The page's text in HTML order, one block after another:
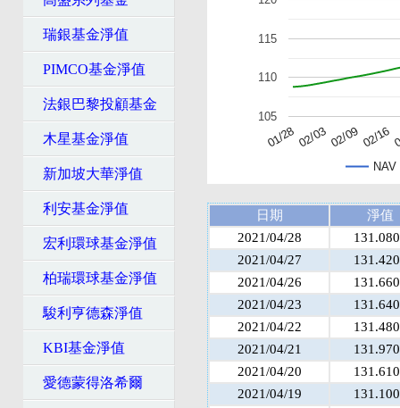
瑞銀基金淨值
PIMCO基金淨值
法銀巴黎投顧基金
木星基金淨值
新加坡大華淨值
利安基金淨值
宏利環球基金淨值
柏瑞環球基金淨值
駿利亨德森淨值
KBI基金淨值
愛德蒙得洛希爾
NAV
01/28 02/03 02/09 02/16
105
110
115
日期
淨值
2021/04/28
2021/04/27
2021/04/26
2021/04/23
2021/04/22
2021/04/21
2021/04/20
2021/04/19